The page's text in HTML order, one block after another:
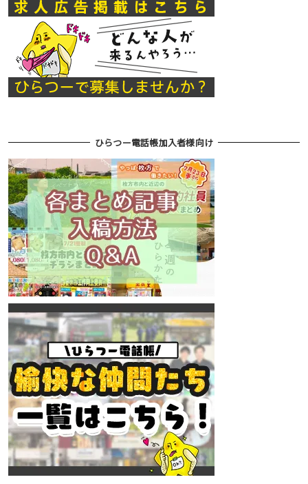
ひらつー電話帳加入者様向け